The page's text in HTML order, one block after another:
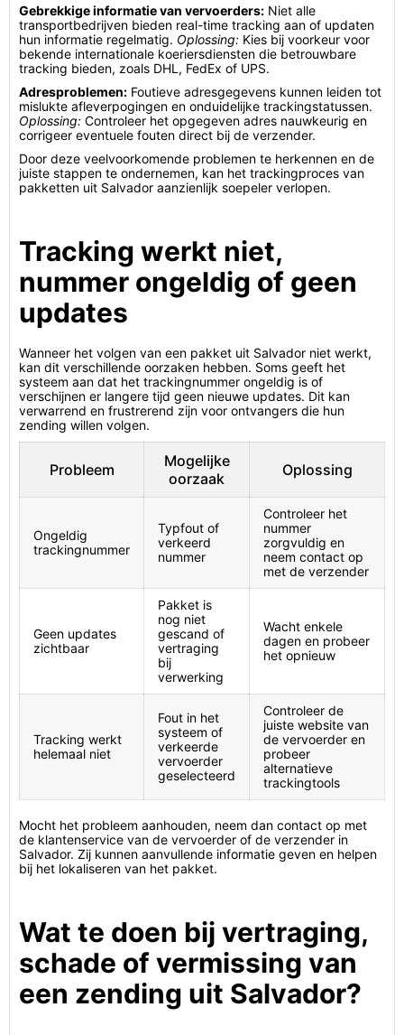
Gebrekkige informatie van vervoerders: Niet alle
transportbedrijven bieden real-time tracking aan of updaten
hun informatie regelmatig. Oplossing: Kies bij voorkeur voor
bekende internationale koeriersdiensten die betrouwbare
tracking bieden, zoals DHL, FedEx of UPS.
Adresproblemen: Foutieve adresgegevens kunnen leiden tot
mislukte afleverpogingen en onduidelijke trackingstatussen.
Oplossing: Controleer het opgegeven adres nauwkeurig en
corrigeer eventuele fouten direct bij de verzender.
Door deze veelvoorkomende problemen te herkennen en de
juiste stappen te ondernemen, kan het trackingproces van
pakketten uit Salvador aanzienlijk soepeler verlopen.
Tracking werkt niet,
nummer ongeldig of geen
updates
Wanneer het volgen van een pakket uit Salvador niet werkt,
kan dit verschillende oorzaken hebben. Soms geeft het
systeem aan dat het trackingnummer ongeldig is of
verschijnen er langere tijd geen nieuwe updates. Dit kan
verwarrend en frustrerend zijn voor ontvangers die hun
zending willen volgen.
Probleem
Mogelijke
oorzaak
Oplossing
Ongeldig
trackingnummer
Typfout of
verkeerd
nummer
Controleer het
nummer
zorgvuldig en
neem contact op
met de verzender
Geen updates
zichtbaar
Pakket is
nog niet
gescand of
vertraging
bij
verwerking
Wacht enkele
dagen en probeer
het opnieuw
Tracking werkt
helemaal niet
Fout in het
systeem of
verkeerde
vervoerder
geselecteerd
Controleer de
juiste website van
de vervoerder en
probeer
alternatieve
trackingtools
Mocht het probleem aanhouden, neem dan contact op met
de klantenservice van de vervoerder of de verzender in
Salvador. Zij kunnen aanvullende informatie geven en helpen
bij het lokaliseren van het pakket.
Wat te doen bij vertraging,
schade of vermissing van
een zending uit Salvador?